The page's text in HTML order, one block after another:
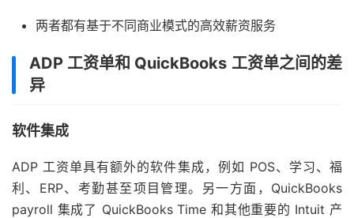
两者都有基于不同商业模式的高效薪资服务
ADP 工资单和 QuickBooks 工资单之间的差
异
软件集成
ADP 工资单具有额外的软件集成，例如 POS、学习、福
利、ERP、考勤甚至项目管理。另一方面，QuickBooks
payroll 集成了 QuickBooks Time 和其他重要的 Intuit 产